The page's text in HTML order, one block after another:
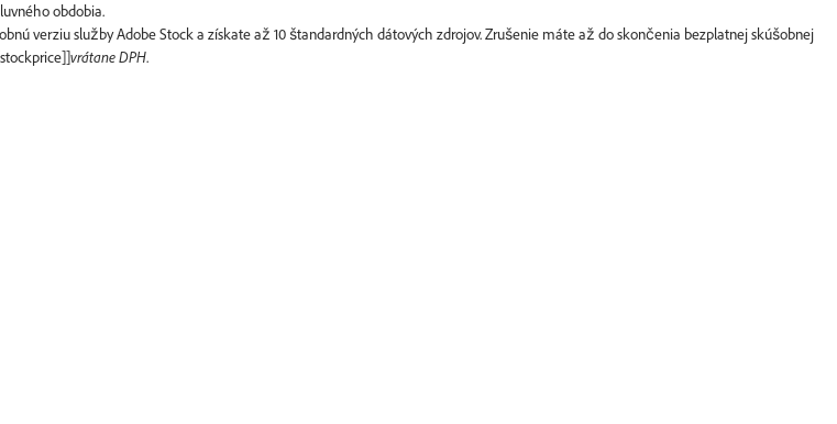
obdobia.
verziu služby Adobe Stock a získate až 10 štandardných dátových zdrojov. Zrušenie máte až do skončenia bezplatnej skúšobnej
vrátane DPH.